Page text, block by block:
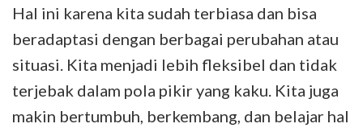
Hal ini karena kita sudah terbiasa dan bisa
beradaptasi dengan berbagai perubahan atau
situasi. Kita menjadi lebih fleksibel dan tidak
terjebak dalam pola pikir yang kaku. Kita juga
makin bertumbuh, berkembang, dan belajar hal